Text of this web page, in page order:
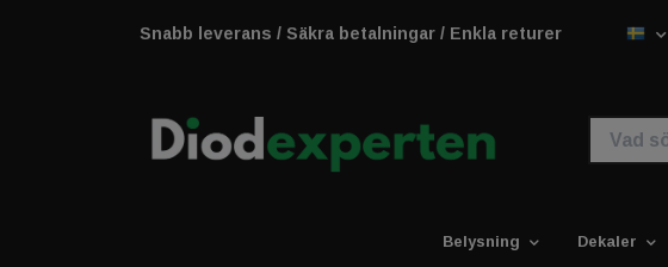
Snabb leverans / Säkra betalningar / Enkla returer
Belysning Dekaler